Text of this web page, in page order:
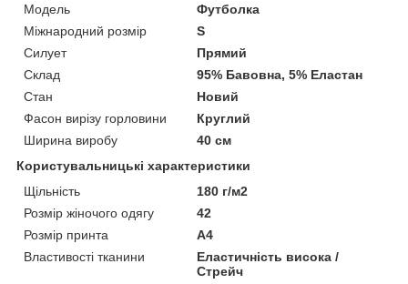
Модель
Футболка
Міжнародний розмір
S
Силует
Прямий
Склад
95% Бавовна, 5% Еластан
Стан
Новий
Фасон вирізу горловини
Круглий
Ширина виробу
40 см
Користувальницькі характеристики
Щільність
180 г/м2
Розмір жіночого одягу
42
Розмір принта
А4
Властивості тканини
Еластичність висока /
Стрейч